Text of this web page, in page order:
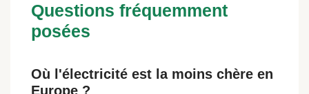
Questions fréquemment
posées
Où l'électricité est la moins chère en
Europe ?